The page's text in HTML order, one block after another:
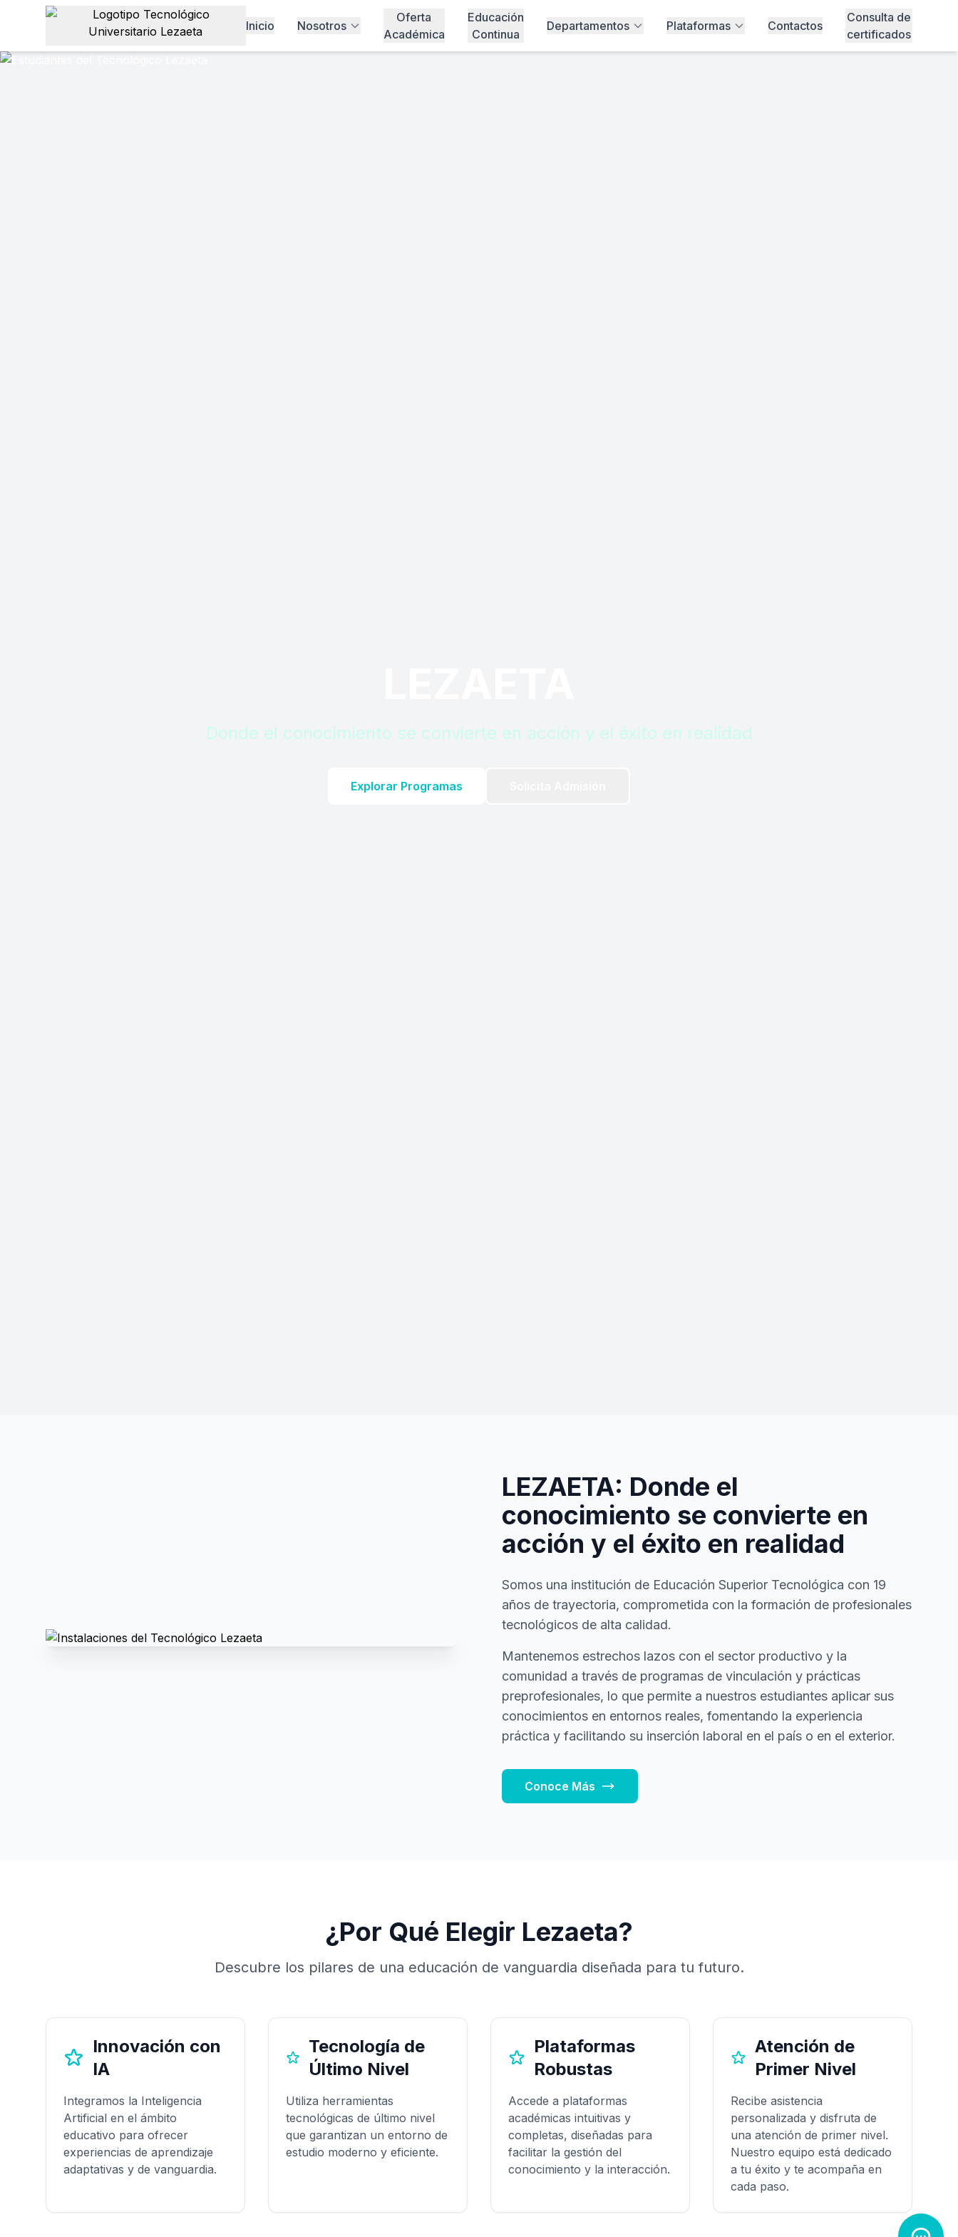
Inicio Nosotros
Oferta
Académica
Educación
Continua
Departamentos Plataformas Contactos
Consulta de
certificados
Donde el conocimiento se convierte en acción y el éxito en realidad
Explorar Programas
LEZAETA: Donde el
conocimiento se convierte en
acción y el éxito en realidad
Somos una institución de Educación Superior Tecnológica con 19
años de trayectoria, comprometida con la formación de profesionales
tecnológicos de alta calidad.
Mantenemos estrechos lazos con el sector productivo y la
comunidad a través de programas de vinculación y prácticas
preprofesionales, lo que permite a nuestros estudiantes aplicar sus
conocimientos en entornos reales, fomentando la experiencia
práctica y facilitando su inserción laboral en el país o en el exterior.
Conoce Más
¿Por Qué Elegir Lezaeta?
Descubre los pilares de una educación de vanguardia diseñada para tu futuro.
Innovación con
IA
Integramos la Inteligencia
Artificial en el ámbito
educativo para ofrecer
experiencias de aprendizaje
adaptativas y de vanguardia.
Tecnología de
Último Nivel
Utiliza herramientas
tecnológicas de último nivel
que garantizan un entorno de
estudio moderno y eficiente.
Plataformas
Robustas
Accede a plataformas
académicas intuitivas y
completas, diseñadas para
facilitar la gestión del
conocimiento y la interacción.
Atención de
Primer Nivel
Recibe asistencia
personalizada y disfruta de
una atención de primer nivel.
Nuestro equipo está dedicado
a tu éxito y te acompaña en
cada paso.